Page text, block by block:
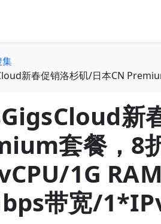
集
新春促销洛杉矶/日本CN
新
套餐，8
1G
带宽/